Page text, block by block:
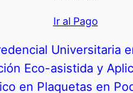
Ir al Pago